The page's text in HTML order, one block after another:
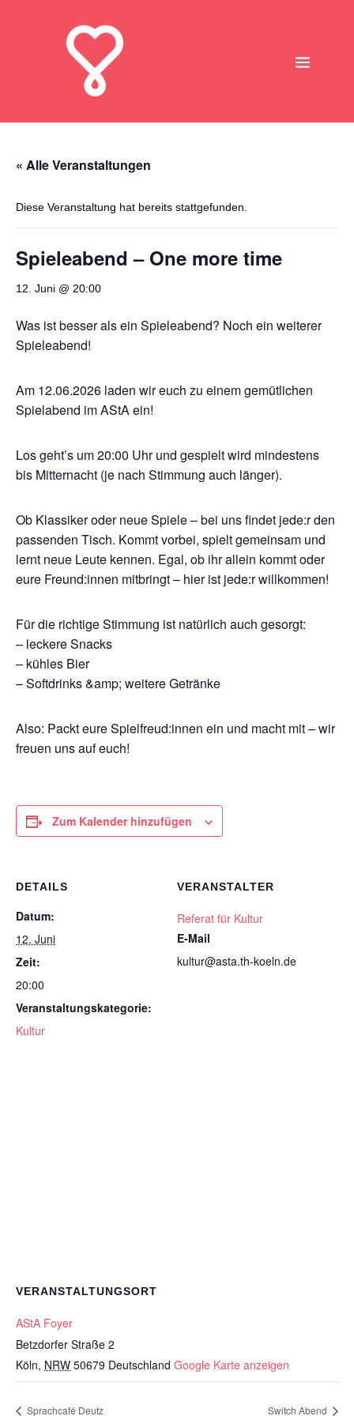
« Alle Veranstaltungen
Diese Veranstaltung hat bereits stattgefunden.
Spieleabend – One more time
12. Juni @ 20:00
Was ist besser als ein Spieleabend? Noch ein weiterer
Spieleabend!
Am 12.06.2026 laden wir euch zu einem gemütlichen
Spielabend im AStA ein!
Los geht’s um 20:00 Uhr und gespielt wird mindestens
bis Mitternacht (je nach Stimmung auch länger).
Ob Klassiker oder neue Spiele – bei uns findet jede:r den
passenden Tisch. Kommt vorbei, spielt gemeinsam und
lernt neue Leute kennen. Egal, ob ihr allein kommt oder
eure Freund:innen mitbringt – hier ist jede:r willkommen!
Für die richtige Stimmung ist natürlich auch gesorgt:
– leckere Snacks
– kühles Bier
– Softdrinks &amp; weitere Getränke
Also: Packt eure Spielfreud:innen ein und macht mit – wir
freuen uns auf euch!
Zum Kalender hinzufügen
DETAILS
Datum:
12. Juni
Zeit:
20:00
Veranstaltungskategorie:
Kultur
VERANSTALTER
Referat für Kultur
E-Mail
kultur@asta.th-koeln.de
VERANSTALTUNGSORT
AStA Foyer
Betzdorfer Straße 2
Köln, NRW 50679 Deutschland Google Karte anzeigen
Sprachcafé Deutz Switch Abend